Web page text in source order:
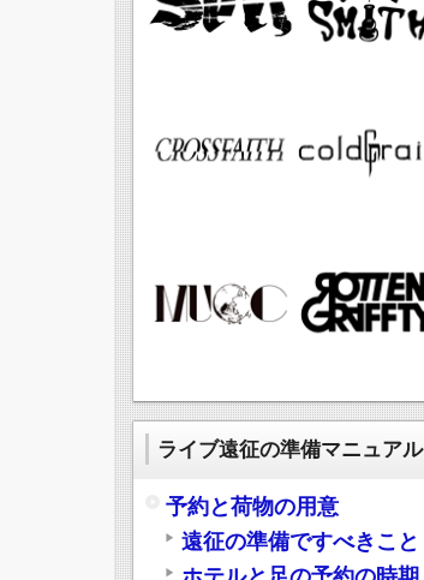
ライブ遠征の準備マニュアル
予約と荷物の用意
遠征の準備ですべきこと